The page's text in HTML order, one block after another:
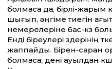
болмаса да, бірлі-жарым
шығып, әңгіме тиегін
немерелеріне бас-көз
Енді біреулері өздерінің
жаппайды. Бірен-саран
болмаса, дені ауылдан